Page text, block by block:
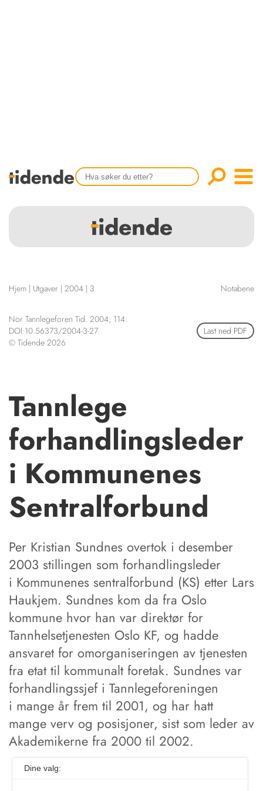
Tidligere utgaver
HENVISNINGER
KURSKALENDER
STILLINGER
KJØP & SALG
KONTAKT
Scientific articles
Publication and media
Hjem | Utgaver | 2004 | 3 Notabene
Nor Tannlegeforen Tid. 2004; 114:
DOI:10.56373/2004-3-27
© Tidende 2026
Last ned PDF
Tannlege
forhandlingsleder
i Kommunenes
Sentralforbund
Per Kristian Sundnes overtok i desember
2003 stillingen som forhandlingsleder
i Kommunenes sentralforbund (KS) etter Lars
Haukjem. Sundnes kom da fra Oslo
kommune hvor han var direktør for
Tannhelsetjenesten Oslo KF, og hadde
ansvaret for omorganiseringen av tjenesten
fra etat til kommunalt foretak. Sundnes var
forhandlingssjef i Tannlegeforeningen
i mange år frem til 2001, og har hatt
mange verv og posisjoner, sist som leder av
Akademikerne fra 2000 til 2002.
Dine valg: